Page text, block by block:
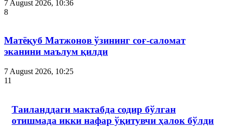
7 August 2026, 10:36
8
Матёқуб Матжонов ўзининг соғ-саломат
эканини маълум қилди
7 August 2026, 10:25
11
Таиланддаги мактабда содир бўлган
отишмада икки нафар ўқитувчи ҳалок бўлди